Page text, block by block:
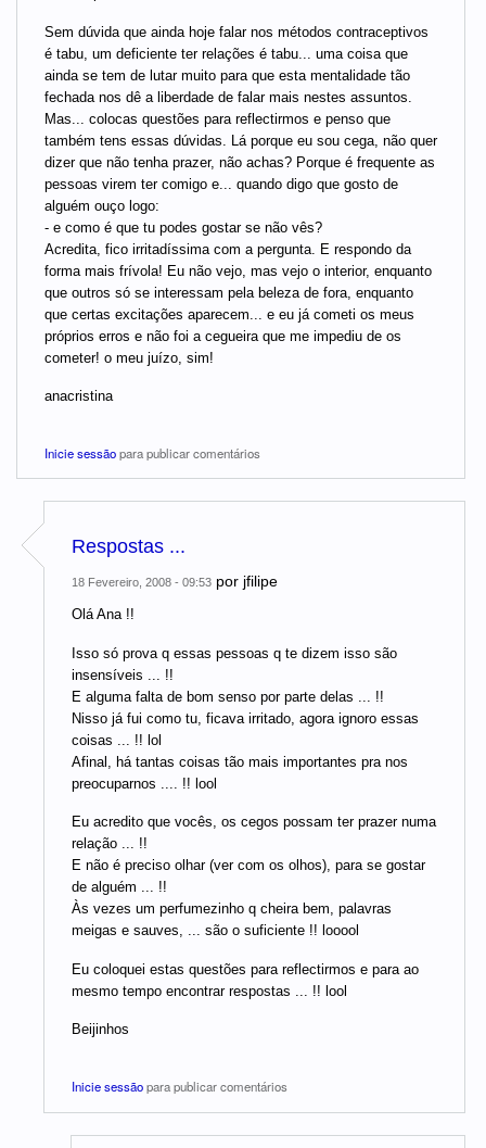
Sem dúvida que ainda hoje falar nos métodos contraceptivos
é tabu, um deficiente ter relações é tabu... uma coisa que
ainda se tem de lutar muito para que esta mentalidade tão
fechada nos dê a liberdade de falar mais nestes assuntos.
Mas... colocas questões para reflectirmos e penso que
também tens essas dúvidas. Lá porque eu sou cega, não quer
dizer que não tenha prazer, não achas? Porque é frequente as
pessoas virem ter comigo e... quando digo que gosto de
alguém ouço logo:
- e como é que tu podes gostar se não vês?
Acredita, fico irritadíssima com a pergunta. E respondo da
forma mais frívola! Eu não vejo, mas vejo o interior, enquanto
que outros só se interessam pela beleza de fora, enquanto
que certas excitações aparecem... e eu já cometi os meus
próprios erros e não foi a cegueira que me impediu de os
cometer! o meu juízo, sim!
anacristina
Inicie sessãopara publicar comentários
Respostas ...
18 Fevereiro, 2008 - 09:53 por jfilipe
Olá Ana !!
Isso só prova q essas pessoas q te dizem isso são
insensíveis ... !!
E alguma falta de bom senso por parte delas ... !!
Nisso já fui como tu, ficava irritado, agora ignoro essas
coisas ... !! lol
Afinal, há tantas coisas tão mais importantes pra nos
preocuparnos .... !! lool
Eu acredito que vocês, os cegos possam ter prazer numa
relação ... !!
E não é preciso olhar (ver com os olhos), para se gostar
de alguém ... !!
Às vezes um perfumezinho q cheira bem, palavras
meigas e sauves, ... são o suficiente !! looool
Eu coloquei estas questões para reflectirmos e para ao
mesmo tempo encontrar respostas ... !! lool
Beijinhos
Inicie sessãopara publicar comentários